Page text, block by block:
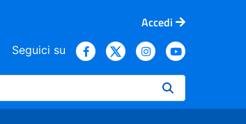
Accedi
Seguici su